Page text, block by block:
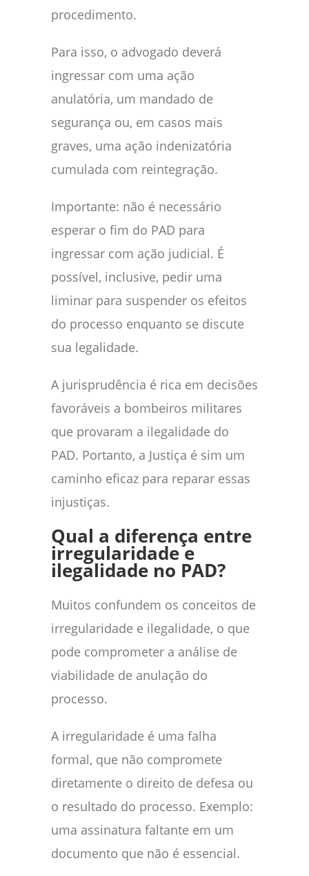
procedimento.
Para isso, o advogado deverá
ingressar com uma ação
anulatória, um mandado de
segurança ou, em casos mais
graves, uma ação indenizatória
cumulada com reintegração.
Importante: não é necessário
esperar o fim do PAD para
ingressar com ação judicial. É
possível, inclusive, pedir uma
liminar para suspender os efeitos
do processo enquanto se discute
sua legalidade.
A jurisprudência é rica em decisões
favoráveis a bombeiros militares
que provaram a ilegalidade do
PAD. Portanto, a Justiça é sim um
caminho eficaz para reparar essas
injustiças.
Qual a diferença entre
irregularidade e
ilegalidade no PAD?
Muitos confundem os conceitos de
irregularidade e ilegalidade, o que
pode comprometer a análise de
viabilidade de anulação do
processo.
A irregularidade é uma falha
formal, que não compromete
diretamente o direito de defesa ou
o resultado do processo. Exemplo:
uma assinatura faltante em um
documento que não é essencial.